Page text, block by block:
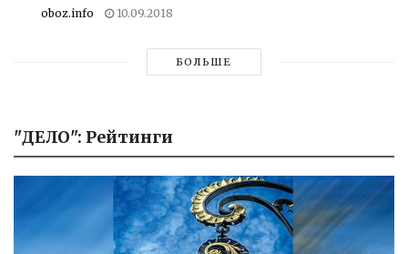
oboz.info 10.09.2018
БОЛЬШЕ
"ДЕЛО": Рейтинги